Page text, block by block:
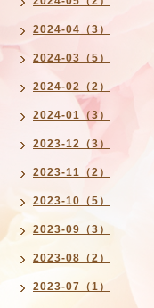
2024-04（3）
2024-03（5）
2024-02（2）
2024-01（3）
2023-12（3）
2023-11（2）
2023-10（5）
2023-09（3）
2023-08（2）
2023-07（1）